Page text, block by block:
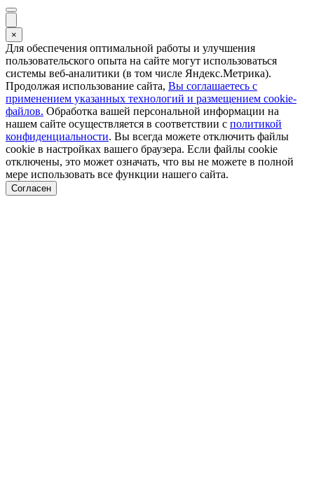
×
Для обеспечения оптимальной работы и улучшения
пользовательского опыта на сайте могут использоваться
системы веб-аналитики (в том числе Яндекс.Метрика).
Продолжая использование сайта, Вы соглашаетесь с
применением указанных технологий и размещением cookie-
файлов. Обработка вашей персональной информации на
нашем сайте осуществляется в соответствии с политикой
конфиденциальности. Вы всегда можете отключить файлы
cookie в настройках вашего браузера. Если файлы cookie
отключены, это может означать, что вы не можете в полной
мере использовать все функции нашего сайта.
Согласен